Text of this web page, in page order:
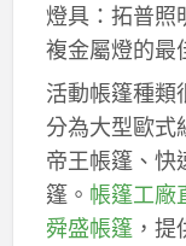
燈具：拓普照
複金屬燈的最
活動帳篷種類
分為大型歐式
帝王帳篷、快
篷。 帳篷工廠
舜盛帳篷，提